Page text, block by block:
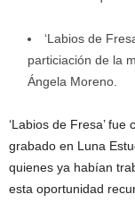
‘Labios de
particiación de la
Ángela Moreno.
‘Labios de Fresa’
grabado en Luna
quienes ya habían
esta oportunidad